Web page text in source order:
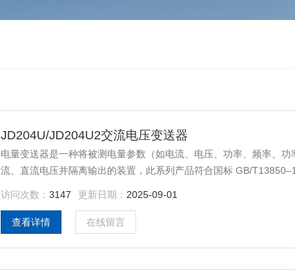
JD204U/JD204U2交流电压变送器
电量变送器是一种将被测电量参数（如电流、电压、功率、频率、
流、直流电压并隔离输出的装置，此系列产品符合国标 GB/
访问次数：3147 更新日期： 2025-09-01
查看详情 在线留言